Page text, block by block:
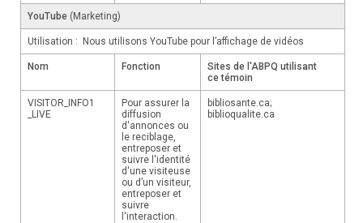
YouTube (Marketing)
Utilisation : Nous utilisons YouTube pour l’affichage de vidéos
Nom Fonction
Sites de l'ABPQ utilisant
ce témoin
VISITOR_INFO1
_LIVE
Pour assurer la
diffusion
d'annonces ou
le reciblage,
entreposer et
suivre l'identité
d'une visiteuse
ou d’un visiteur,
entreposer et
suivre
l'interaction.
bibliosante.ca;
biblioqualite.ca